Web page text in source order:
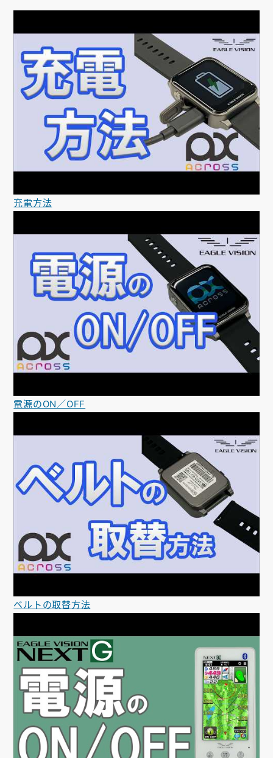
充電方法
電源のON／OFF
ベルトの取替方法